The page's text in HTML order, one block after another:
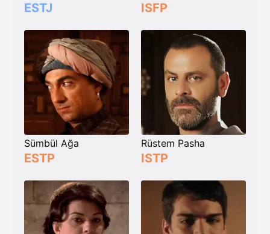
ESTJ ISFP
Sümbül Ağa
ESTP
Rüstem Pasha
ISTP